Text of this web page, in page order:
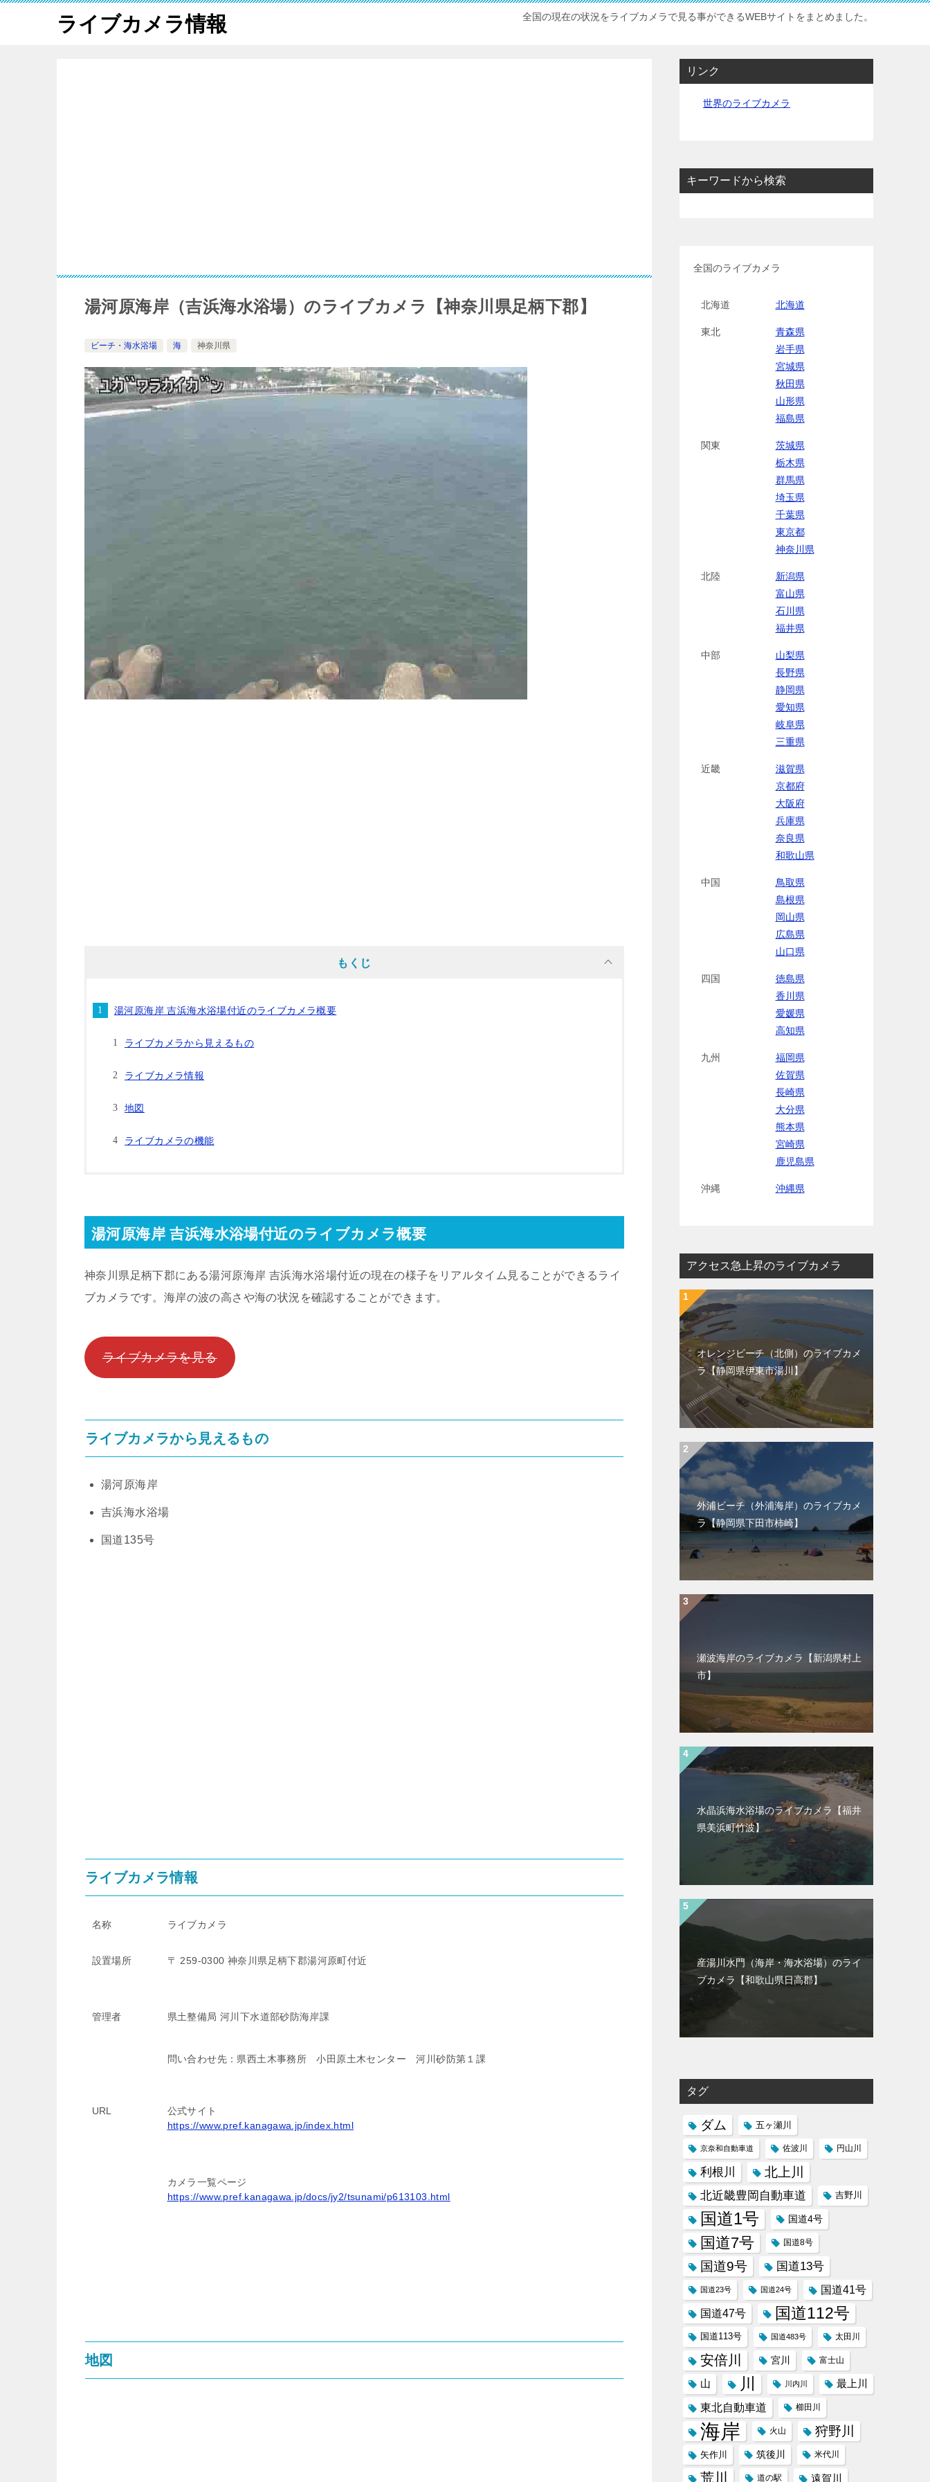
ライブカメラ情報 全国の現在の状況をライブカメラで見る事ができるWEBサイトをまとめました。
湯河原海岸（吉浜海水浴場）のライブカメラ【神奈川県足柄下郡】
ビーチ・海水浴場 海 神奈川県
もくじ
湯河原海岸 吉浜海水浴場付近のライブカメラ概要
ライブカメラから見えるもの
ライブカメラ情報
地図
ライブカメラの機能
湯河原海岸 吉浜海水浴場付近のライブカメラ概要
神奈川県足柄下郡にある湯河原海岸 吉浜海水浴場付近の現在の様子をリアルタイム見ることができるライ
ブカメラです。海岸の波の高さや海の状況を確認することができます。
ライブカメラを見る
ライブカメラから見えるもの
湯河原海岸
吉浜海水浴場
国道135号
ライブカメラ情報
名称 ライブカメラ
設置場所 〒 259-0300 神奈川県足柄下郡湯河原町付近
管理者 県土整備局 河川下水道部砂防海岸課
問い合わせ先：県西土木事務所 小田原土木センター 河川砂防第１課
URL
公式サイト
https://www.pref.kanagawa.jp/index.html
カメラ一覧ページ
https://www.pref.kanagawa.jp/docs/jy2/tsunami/p613103.html
地図
リンク
世界のライブカメラ
キーワードから検索
全国のライブカメラ
北海道 北海道
東北
青森県
岩手県
宮城県
秋田県
山形県
福島県
関東
茨城県
栃木県
群馬県
埼玉県
千葉県
東京都
神奈川県
北陸
新潟県
富山県
石川県
福井県
中部
山梨県
長野県
静岡県
愛知県
岐阜県
三重県
近畿
滋賀県
京都府
大阪府
兵庫県
奈良県
和歌山県
中国
鳥取県
島根県
岡山県
広島県
山口県
四国
徳島県
香川県
愛媛県
高知県
九州
福岡県
佐賀県
長崎県
大分県
熊本県
宮崎県
鹿児島県
沖縄 沖縄県
アクセス急上昇のライブカメラ
オレンジビーチ（北側）のライブカメ
ラ【静岡県伊東市湯川】
外浦ビーチ（外浦海岸）のライブカメ
ラ【静岡県下田市柿崎】
瀬波海岸のライブカメラ【新潟県村上
市】
水晶浜海水浴場のライブカメラ【福井
県美浜町竹波】
産湯川水門（海岸・海水浴場）のライ
ブカメラ【和歌山県日高郡】
タグ
ダム 五ヶ瀬川
京奈和自動車道 佐波川 円山川
利根川 北上川
北近畿豊岡自動車道 吉野川
国道1号 国道4号
国道7号 国道8号
国道9号 国道13号
国道23号 国道24号 国道41号
国道47号 国道112号
国道113号 国道483号 太田川
安倍川 宮川 富士山
山 川 川内川 最上川
東北自動車道 櫛田川
海岸 火山 狩野川
矢作川 筑後川 米代川
荒川 道の駅 遠賀川